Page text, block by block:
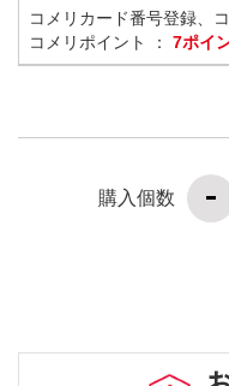
コメリカード番号登録、
コメリポイント ： 7ポイ
購入個数